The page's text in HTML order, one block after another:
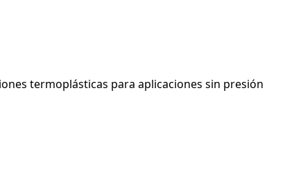
termoplásticas para aplicaciones sin presión